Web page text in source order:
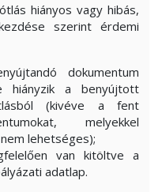
hiányos vagy hibás,
szerint érdemi
dokumentum
hiányzik a benyújtott
(kivéve a fent
melyekkel
lehetséges);
van kitöltve a
adatlap.